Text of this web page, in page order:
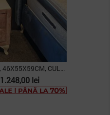
NOPTIERA ESTONYA, 46X55X59CM, CULOARE ROZ PUDRA
Pret
1.248,00 lei